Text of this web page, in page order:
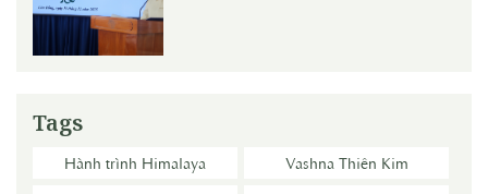
Tags
Hành trình Himalaya
Vashna Thiên Kim